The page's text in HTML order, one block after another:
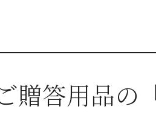
贈答用品の